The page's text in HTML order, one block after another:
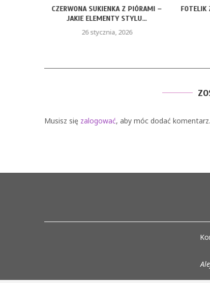
CZERWONA SUKIENKA Z PIÓRAMI –
JAKIE ELEMENTY STYLU...
26 stycznia, 2026
FOTELIK
Musisz się zalogować, aby móc dodać komentarz.